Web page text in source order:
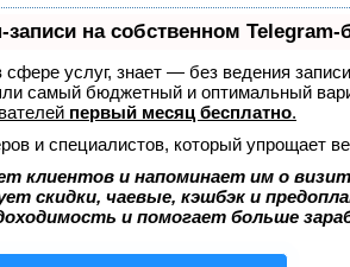
на собственном Telegram-
сфере услуг, знает — без ведения
самый бюджетный и оптимальный
первый месяц бесплатно.
и специалистов, который упрощает
клиентов и напоминает им о
скидки, чаевые, кэшбэк и
и помогает больше